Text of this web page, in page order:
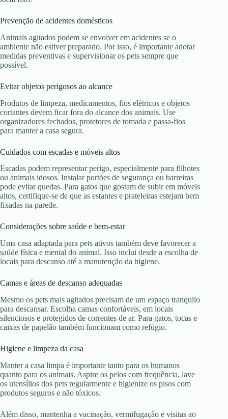
Prevenção de acidentes domésticos
Animais agitados podem se envolver em acidentes se o
ambiente não estiver preparado. Por isso, é importante adotar
medidas preventivas e supervisionar os pets sempre que
possível.
Evitar objetos perigosos ao alcance
Produtos de limpeza, medicamentos, fios elétricos e objetos
cortantes devem ficar fora do alcance dos animais. Use
organizadores fechados, protetores de tomada e passa-fios
para manter a casa segura.
Cuidados com escadas e móveis altos
Escadas podem representar perigo, especialmente para filhotes
ou animais idosos. Instalar portões de segurança ou barreiras
pode evitar quedas. Para gatos que gostam de subir em móveis
altos, certifique-se de que as estantes e prateleiras estejam bem
fixadas na parede.
Considerações sobre saúde e bem-estar
Uma casa adaptada para pets ativos também deve favorecer a
saúde física e mental do animal. Isso inclui desde a escolha de
locais para descanso até a manutenção da higiene.
Camas e áreas de descanso adequadas
Mesmo os pets mais agitados precisam de um espaço tranquilo
para descansar. Escolha camas confortáveis, em locais
silenciosos e protegidos de correntes de ar. Para gatos, tocas e
caixas de papelão também funcionam como refúgio.
Higiene e limpeza da casa
Manter a casa limpa é importante tanto para os humanos
quanto para os animais. Aspire os pelos com frequência, lave
os utensílios dos pets regularmente e higienize os pisos com
produtos seguros e não tóxicos.
Além disso, mantenha a vacinação, vermifugação e visitas ao